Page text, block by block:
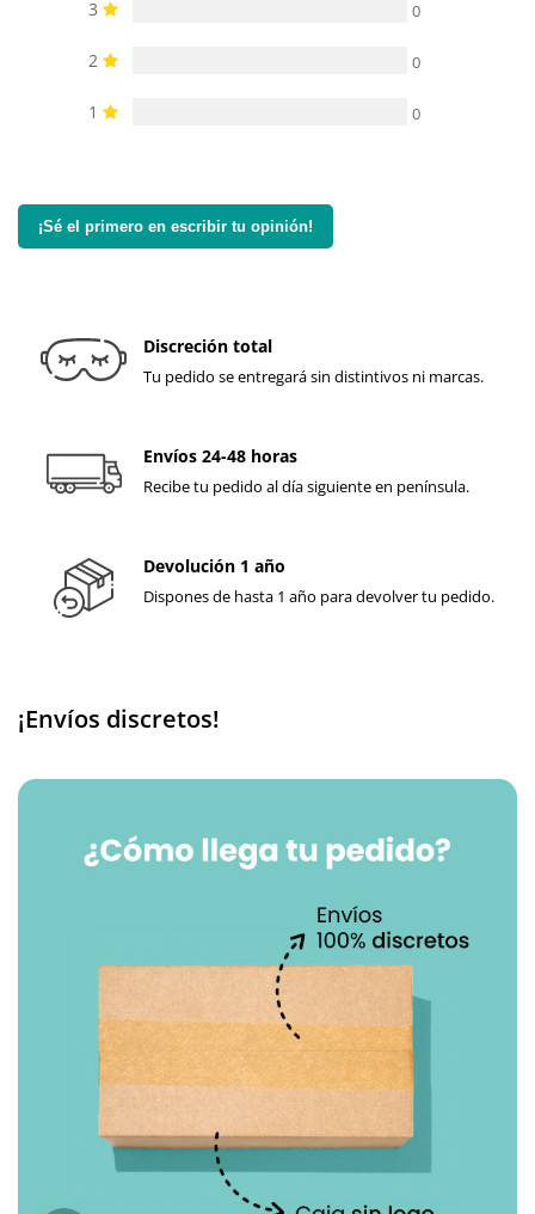
3 0
2 0
1 0
¡Sé el primero en escribir tu opinión!
Discreción total
Tu pedido se entregará sin distintivos ni marcas.
Envíos 24-48 horas
Recibe tu pedido al día siguiente en península.
Devolución 1 año
Dispones de hasta 1 año para devolver tu pedido.
¡Envíos discretos!